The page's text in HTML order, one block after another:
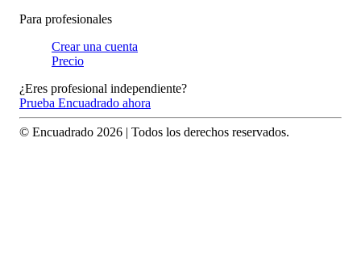
Para profesionales
Crear una cuenta
Precio
¿Eres profesional independiente?
Prueba Encuadrado ahora
© Encuadrado 2026 | Todos los derechos reservados.